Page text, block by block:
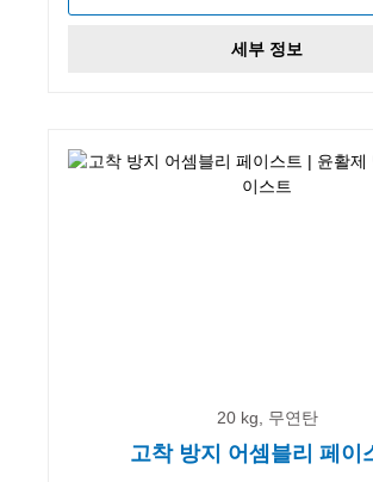
세부 정보
20 kg, 무연탄
고착 방지 어셈블리 페이